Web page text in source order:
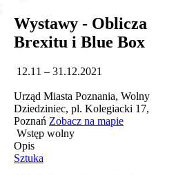
Wystawy - Oblicza
Brexitu i Blue Box
12.11 – 31.12.2021
Urząd Miasta Poznania, Wolny
Dziedziniec, pl. Kolegiacki 17,
Poznań Zobacz na mapie
Wstęp wolny
Opis
Sztuka